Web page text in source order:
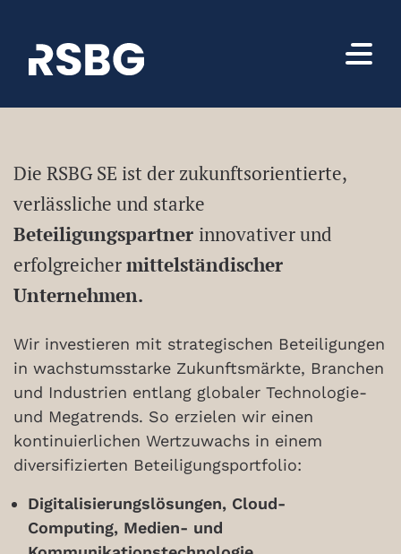
Die RSBG SE ist der zukunftsorientierte,
verlässliche und starke
Beteiligungspartner innovativer und
erfolgreichermittelständischer
Unternehmen.
Wir investieren mit strategischen Beteiligungen
in wachstumsstarke Zukunftsmärkte, Branchen
und Industrien entlang globaler Technologie-
und Megatrends. So erzielen wir einen
kontinuierlichen Wertzuwachs in einem
diversifizierten Beteiligungsportfolio:
Digitalisierungslösungen, Cloud-
Computing, Medien- und